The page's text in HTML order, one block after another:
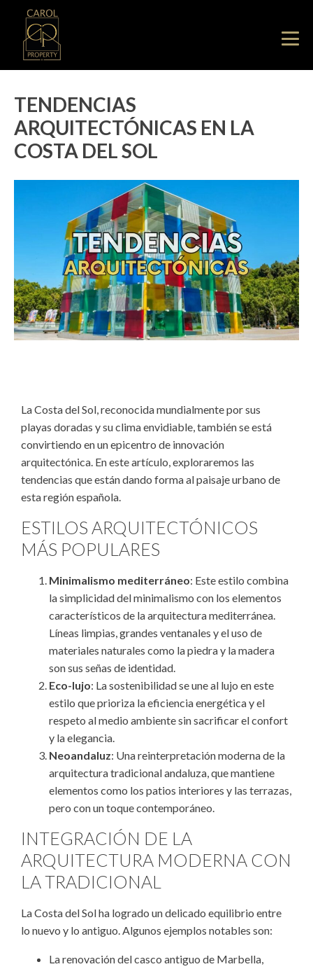
TENDENCIAS
ARQUITECTÓNICAS EN LA
COSTA DEL SOL
La Costa del Sol, reconocida mundialmente por sus
playas doradas y su clima envidiable, también se está
convirtiendo en un epicentro de innovación
arquitectónica. En este artículo, exploraremos las
tendencias que están dando forma al paisaje urbano de
esta región española.
ESTILOS ARQUITECTÓNICOS
MÁS POPULARES
Minimalismo mediterráneo: Este estilo combina
la simplicidad del minimalismo con los elementos
característicos de la arquitectura mediterránea.
Líneas limpias, grandes ventanales y el uso de
materiales naturales como la piedra y la madera
son sus señas de identidad.
Eco-lujo: La sostenibilidad se une al lujo en este
estilo que prioriza la eficiencia energética y el
respeto al medio ambiente sin sacrificar el confort
y la elegancia.
Neoandaluz: Una reinterpretación moderna de la
arquitectura tradicional andaluza, que mantiene
elementos como los patios interiores y las terrazas,
pero con un toque contemporáneo.
INTEGRACIÓN DE LA
ARQUITECTURA MODERNA CON
LA TRADICIONAL
La Costa del Sol ha logrado un delicado equilibrio entre
lo nuevo y lo antiguo. Algunos ejemplos notables son:
La renovación del casco antiguo de Marbella,